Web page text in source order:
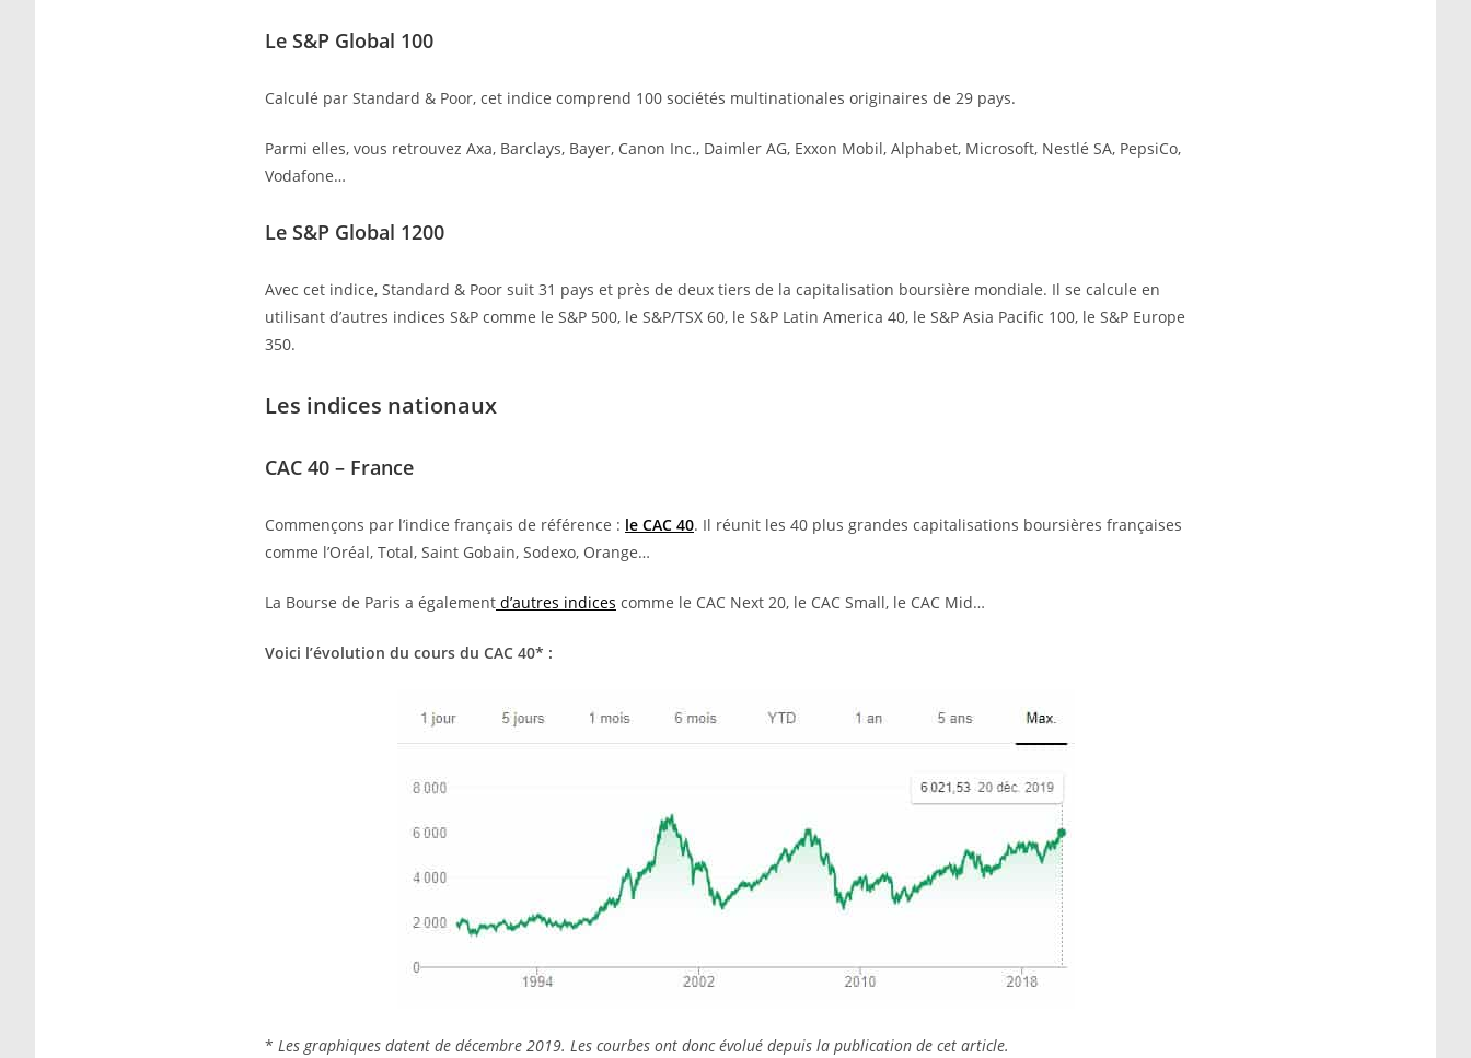
Le S&P Global 100
Calculé par Standard & Poor, cet indice comprend 100 sociétés multinationales originaires de 29 pays.
Parmi elles, vous retrouvez Axa, Barclays, Bayer, Canon Inc., Daimler AG, Exxon Mobil, Alphabet, Microsoft, Nestlé SA, PepsiCo,
Vodafone…
Le S&P Global 1200
Avec cet indice, Standard & Poor suit 31 pays et près de deux tiers de la capitalisation boursière mondiale. Il se calcule en
utilisant d’autres indices S&P comme le S&P 500, le S&P/TSX 60, le S&P Latin America 40, le S&P Asia Pacific 100, le S&P Europe
350.
Les indices nationaux
CAC 40 – France
Commençons par l’indice français de référence : le CAC 40. Il réunit les 40 plus grandes capitalisations boursières françaises
comme l’Oréal, Total, Saint Gobain, Sodexo, Orange…
La Bourse de Paris a également d’autres indices comme le CAC Next 20, le CAC Small, le CAC Mid…
Voici l’évolution du cours du CAC 40* :
* Les graphiques datent de décembre 2019. Les courbes ont donc évolué depuis la publication de cet article.